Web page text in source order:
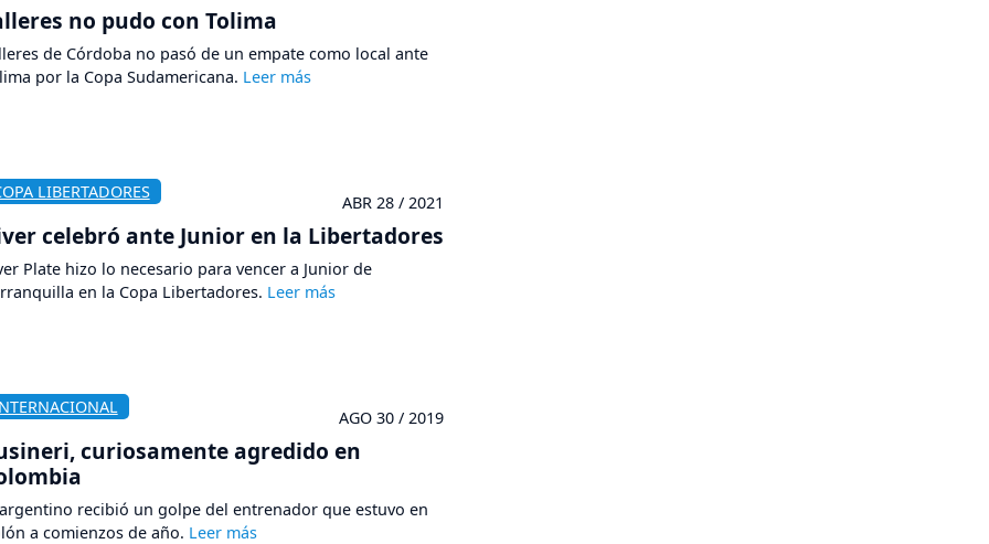
no pudo con Tolima
de Córdoba no pasó de un empate como local ante
por la Copa Sudamericana.
LIBERTADORES
ABR 28 / 2021
celebró ante Junior en la Libertadores
Plate hizo lo necesario para vencer a Junior de
en la Copa Libertadores.
AGO 30 / 2019
curiosamente agredido en
recibió un golpe del entrenador que estuvo en
a comienzos de año.